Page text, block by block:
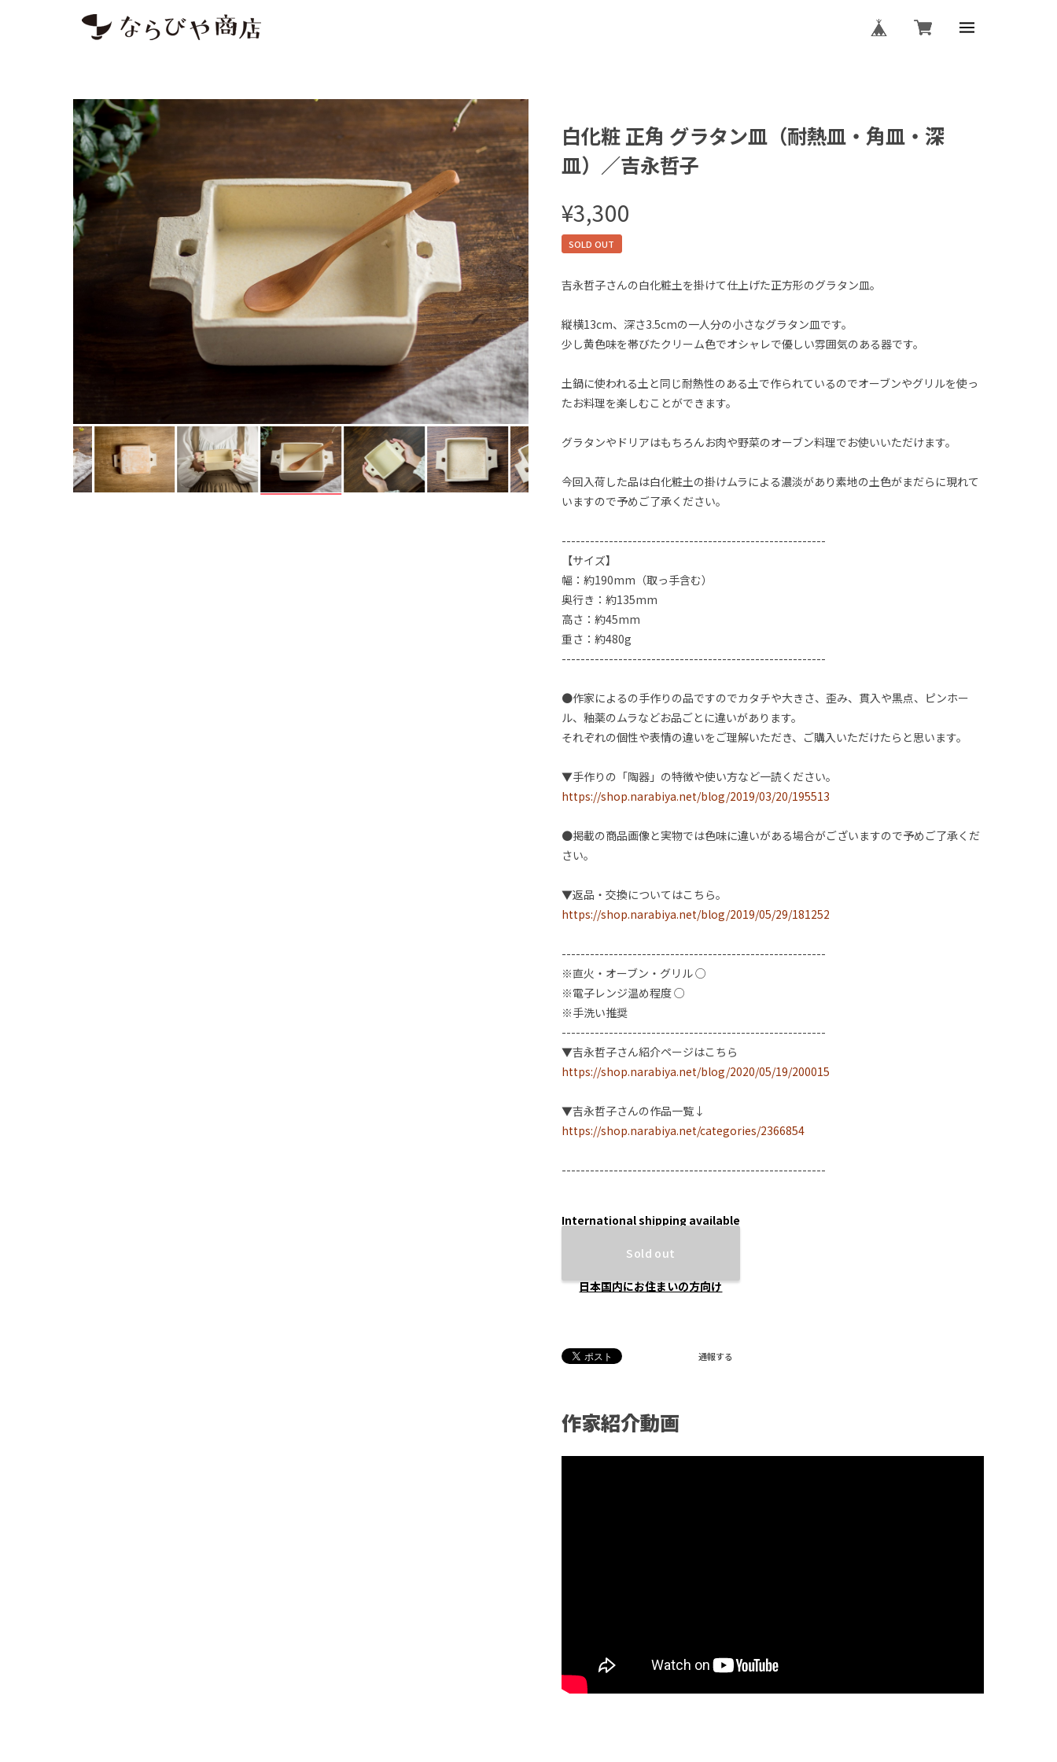
白化粧 正角 グラタン皿（耐熱皿・角皿・深
皿）／吉永哲子
¥3,300
SOLD OUT
吉永哲子さんの白化粧土を掛けて仕上げた正方形のグラタン皿。
縦横13cm、深さ3.5cmの一人分の小さなグラタン皿です。
少し黄色味を帯びたクリーム色でオシャレで優しい雰囲気のある器です。
土鍋に使われる土と同じ耐熱性のある土で作られているのでオーブンやグリルを使っ
たお料理を楽しむことができます。
グラタンやドリアはもちろんお肉や野菜のオーブン料理でお使いいただけます。
今回入荷した品は白化粧土の掛けムラによる濃淡があり素地の土色がまだらに現れて
いますので予めご了承ください。
--------------------------------------------------------
【サイズ】
幅：約190mm（取っ手含む）
奥行き：約135mm
高さ：約45mm
重さ：約480g
--------------------------------------------------------
●作家によるの手作りの品ですのでカタチや大きさ、歪み、貫入や黒点、ピンホー
ル、釉薬のムラなどお品ごとに違いがあります。
それぞれの個性や表情の違いをご理解いただき、ご購入いただけたらと思います。
▼手作りの「陶器」の特徴や使い方など一読ください。
https://shop.narabiya.net/blog/2019/03/20/195513
●掲載の商品画像と実物では色味に違いがある場合がございますので予めご了承くだ
さい。
▼返品・交換についてはこちら。
https://shop.narabiya.net/blog/2019/05/29/181252
--------------------------------------------------------
※直火・オーブン・グリル ○
※電子レンジ温め程度 ○
※手洗い推奨
--------------------------------------------------------
▼吉永哲子さん紹介ページはこちら
https://shop.narabiya.net/blog/2020/05/19/200015
▼吉永哲子さんの作品一覧↓
https://shop.narabiya.net/categories/2366854
--------------------------------------------------------
International shipping available
Sold out
日本国内にお住まいの方向け
通報する
作家紹介動画